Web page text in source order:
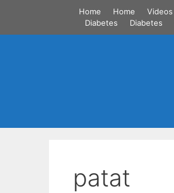
content
Home Home Videos
Diabetes
Diabetes
patat